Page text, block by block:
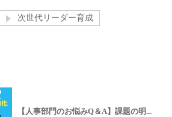
次世代リーダー育成
【人事部門のお悩みQ＆A】課題の明...